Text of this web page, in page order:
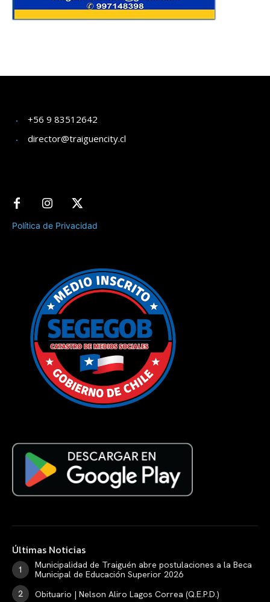
+56 9 83512642
director@traiguencity.cl
Política de Privacidad
Últimas Noticias
Municipalidad de Traiguén abre postulaciones a la Beca
Municipal de Educación Superior 2026
Obituario | Nelson Aliro Lagos Correa (Q.E.P.D.)